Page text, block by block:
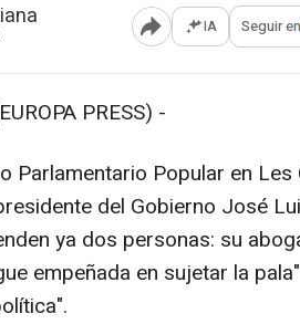
Abrir opciones
IA Seguir en
PRESS) -
Parlamentario Popular en
del Gobierno José
ya dos personas: su
empeñada en sujetar la